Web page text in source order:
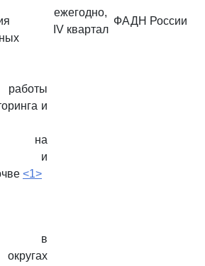
работы
и
на
и
<1>
ежегодно,
IV квартал
ФАДН России
в